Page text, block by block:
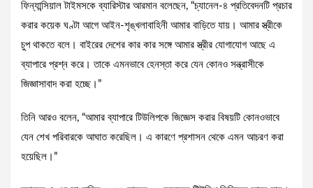
ফিন্যান্সিয়াল টাইমসকে ব্যারিস্টার আরমান বলেছেন, “চ্যানেল-৪ প্রতিবেদনটি প্রচার
করার কয়েক ঘণ্টা আগে আইন-শৃঙ্খলাবাহিনী আমার বাড়িতে যায়। আমার স্ত্রীকে
চুপ থাকতে বলে। বাইরের দেশের কার কার সঙ্গে আমার স্ত্রীর যোগাযোগ আছে এ
ব্যাপারে প্রশ্ন করে। তাকে এমনভাবে হেনস্তা করে যেন কোনও সন্ত্রাসীকে
জিজ্ঞাসাবাদ করা হচ্ছে।”
তিনি আরও বলেন, “আমার ব্যাপারে টিউলিপকে জিজ্ঞেস করার বিষয়টি কোনওভাবে
যেন শেখ পরিবারকে আঘাত করেছিল। এ কারণে প্রশাসন থেকে এমন আচরণ করা
হয়েছিল।”